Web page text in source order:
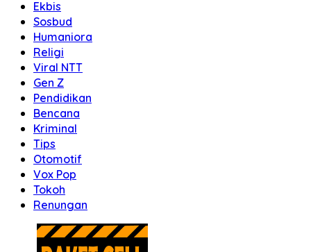
Ekbis
Sosbud
Humaniora
Religi
Viral NTT
Gen Z
Pendidikan
Bencana
Kriminal
Tips
Otomotif
Vox Pop
Tokoh
Renungan